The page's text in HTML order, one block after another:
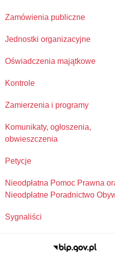
Zamówienia publiczne
Jednostki organizacyjne
Oświadczenia majątkowe
Kontrole
Zamierzenia i programy
Komunikaty, ogłoszenia,
obwieszczenia
Petycje
Nieodpłatna Pomoc Prawna
Nieodpłatne Poradnictwo
Sygnaliści